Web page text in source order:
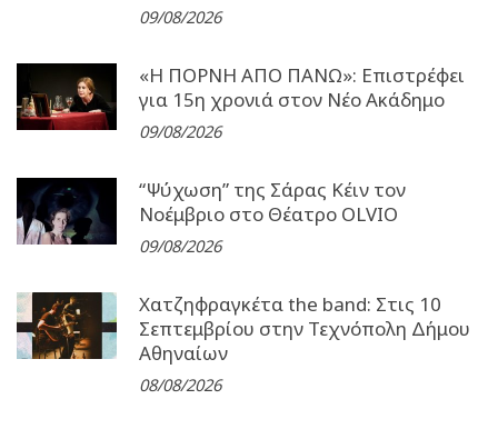
09/08/2026
«Η ΠΟΡΝΗ ΑΠΟ ΠΑΝΩ»: Επιστρέφει
για 15η χρονιά στον Νέο Ακάδημο
09/08/2026
“Ψύχωση” της Σάρας Κέιν τον
Νοέμβριο στο Θέατρο OLVIO
09/08/2026
Χατζηφραγκέτα the band: Στις 10
Σεπτεμβρίου στην Τεχνόπολη Δήμου
Αθηναίων
08/08/2026